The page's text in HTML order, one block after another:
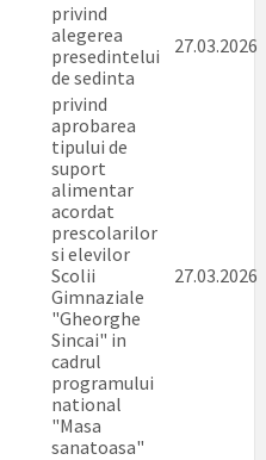
privind
alegerea
presedintelui
de sedinta
27.03.2026
privind
aprobarea
tipului de
suport
alimentar
acordat
prescolarilor
si elevilor
Scolii
Gimnaziale
"Gheorghe
Sincai" in
cadrul
programului
national
"Masa
sanatoasa"
27.03.2026